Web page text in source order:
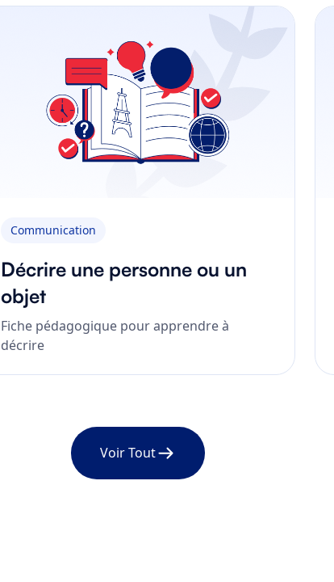
Communication
Décrire une personne ou un
objet
Fiche pédagogique pour apprendre à
décrire
Voir Tout